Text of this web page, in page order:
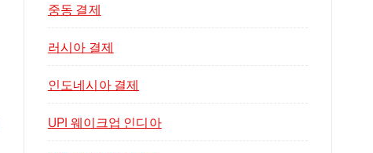
중동 결제
러시아 결제
인도네시아 결제
UPI 웨이크업 인디아